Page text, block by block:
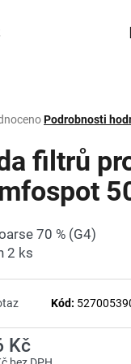
Doprava a platba
Podrobnosti
filtrů
70 % (G4)
2 ks
Kód:
Kč